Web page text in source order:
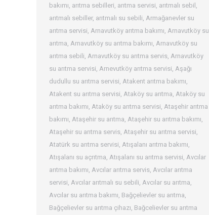
bakımı, arıtma sebilleri, arıtma servisi, arıtmalı sebil ,
arıtmalı sebiller, arıtmalı su sebili, Armağanevler su
arıtma servisi, Arnavutköy arıtma bakımı, Arnavutköy su
arıtma, Arnavutköy su arıtma bakımı, Arnavutköy su
arıtma sebili, Arnavutköy su arıtma servis, Arnavutköy
su arıtma servisi, Arnevutköy arıtma servisi, Aşağı
dudullu su arıtma servisi, Atakent arıtma bakımı,
Atakent su arıtma servisi, Ataköy su arıtma, Ataköy su
arıtma bakımı, Ataköy su arıtma servisi, Ataşehir arıtma
bakımı, Ataşehir su arıtma, Ataşehir su arıtma bakımı,
Ataşehir su arıtma servis, Ataşehir su arıtma servisi,
Atatürk su arıtma servisi, Atışalanı arıtma bakımı,
Atışalanı su açrıtma, Atışalanı su arıtma servisi, Avcılar
arıtma bakımı, Avcılar arıtma servis, Avcılar arıtma
servisi, Avcılar arıtmalı su sebili, Avcılar su arıtma,
Avcılar su arıtma bakımı, Bağçelievler su arıtma,
Bağçelievler su arıtma çihazı, Bağcelievler su arıtma